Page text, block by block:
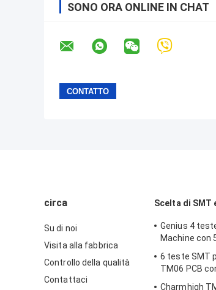
SONO ORA ONLINE IN CHAT
circa
Su di noi
Visita alla fabbrica
Controllo della qualità
Contattaci
Scelta di SMT
Genius 4
Machine con
6 teste SMT
TM06 PCB
Charmhigh